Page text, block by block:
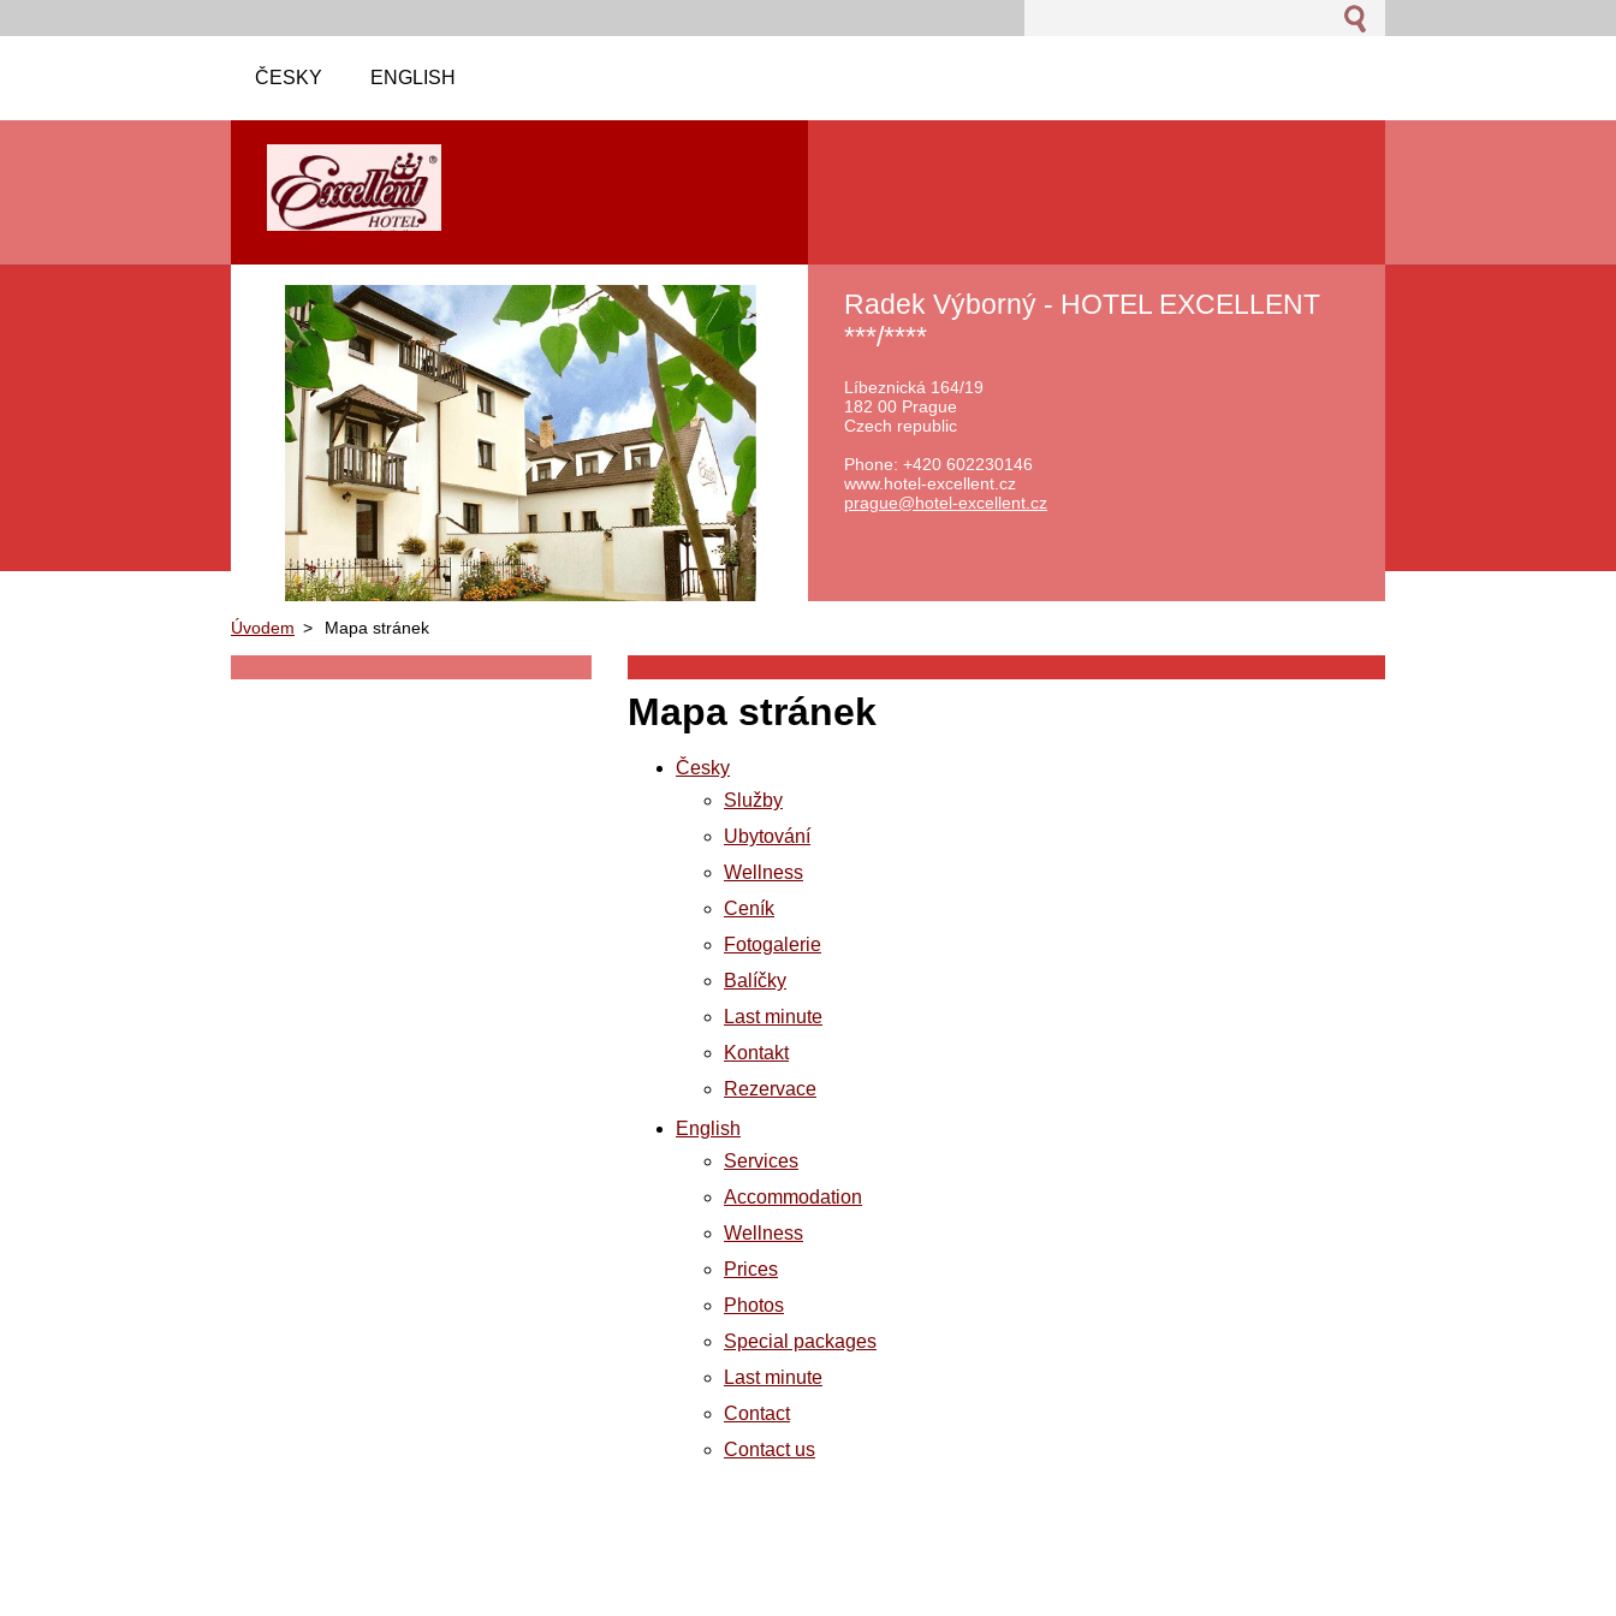
ČESKY ENGLISH
Radek Výborný - HOTEL EXCELLENT
***/****
Líbeznická 164/19
182 00 Prague
Czech republic
Phone: +420 602230146
www.hotel-excellent.cz
prague@hotel-excellent.cz
Úvodem > Mapa stránek
Mapa stránek
Česky
Služby
Ubytování
Wellness
Ceník
Fotogalerie
Balíčky
Last minute
Kontakt
Rezervace
English
Services
Accommodation
Wellness
Prices
Photos
Special packages
Last minute
Contact
Contact us